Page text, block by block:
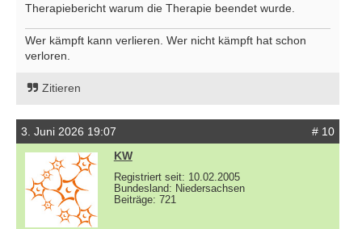
Therapiebericht warum die Therapie beendet wurde.
Wer kämpft kann verlieren. Wer nicht kämpft hat schon
verloren.
Zitieren
3. Juni 2026 19:07
# 10
KW
Registriert seit: 10.02.2005
Bundesland: Niedersachsen
Beiträge: 721